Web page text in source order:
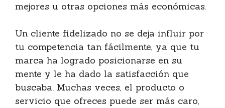
mejores u otras opciones más económicas.
Un cliente fidelizado no se deja influir por
tu competencia tan fácilmente, ya que tu
marca ha logrado posicionarse en su
mente y le ha dado la satisfacción que
buscaba. Muchas veces, el producto o
servicio que ofreces puede ser más caro,